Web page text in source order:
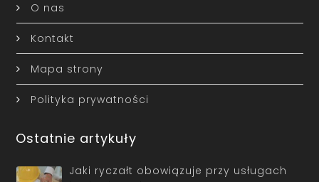
O nas
Kontakt
Mapa strony
Polityka prywatności
Ostatnie artykuły
Jaki ryczałt obowiązuje przy usługach